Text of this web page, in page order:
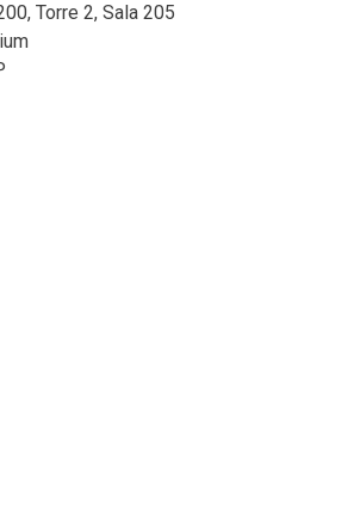
Torre 2, Sala 205